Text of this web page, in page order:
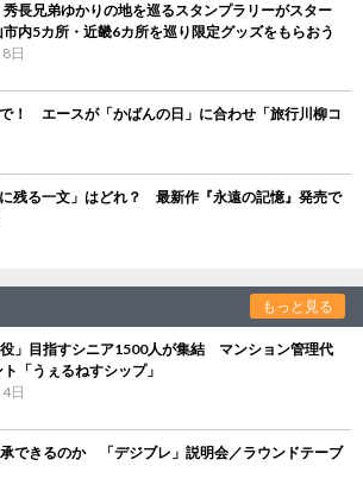
長兄弟ゆかりの地を巡るスタンプラリーがスター
内5カ所・近畿6カ所を巡り限定グッズをもらおう
日
！ エースが「かばんの日」に合わせ「旅行川柳コ
残る一文」はどれ？ 最新作『永遠の記憶』発売で
もっと見る
役」目指すシニア1500人が集結 マンション管理代
「うぇるねすシップ」
日
できるのか 「デジブレ」説明会／ラウンドテーブ